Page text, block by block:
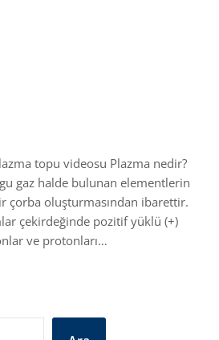
topu videosu Plazma nedir?
gaz halde bulunan elementlerin
çorba oluşturmasından ibarettir.
çekirdeğinde pozitif yüklü (+)
ve protonları…